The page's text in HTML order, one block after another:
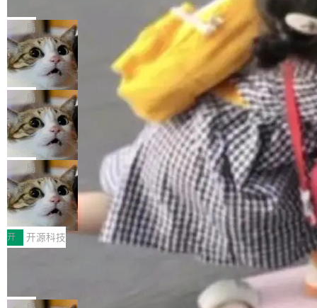
式”为主题，直面AI从实验室走向规模化产业落地
的核心质量命题。会上，《2026智能研发生产力
工具选型手册》发布，Testin云测的Testin XAge
nt智能测试系统入选AI测试领域代表产品。对CI
O而言，这提示了一个转变：AI测试正在从效率
工具升级为企业的质量基础设施。 CIO面对的新
现实 过去两年，CIO们的焦虑清单上多了两项：
一是如何让大模型和智能体应用安全地从PoC走
向生产，二是如何让测试团队跟得上AI应用...
有一种东西，一旦用过就回不去了。Alex Fedos
eev 管它叫"软件设计的基石"。 他说的东西不新
鲜——代数数据类型（ADT），尤其是和类型
（sum type）。但他说清楚了一件事：这不是类
型系统的学术体操，是日常编码的思维方式。 文
章从一个简单的例子切入。一个网站的深色主题
设置，如果用布尔值 + 可空字段来表示——bool
ean 表示是否可切换，nullable 的默认模式、浅
色方案、深色方案——会产生大量无意义的组
合。方案缺了、配置冲突了、全 null 了。要知道
哪些组合有效，作者说，你得靠"文档、校验、或
者部落知识"。 换个写法。Rust 的 enum，两个
变体：Switchable...
局
Cloudflare 开源内部企业 AI 平台 Clou
dflare OS
Cloudflare 发布了一个开源项目 Cloudflare O
S。如果你只看官方博客，你会觉得这是又一
个"AI 知识库 + 聊天机器人"——每个大厂都在
做，没什么新鲜的。 但 Kenton Varda 在 Twitte
r 上把事情说清楚了： 今天我们发布了 Cloudfla
re OS，一个带连接器的聊天机器人，跟其他所
有科技公司做的一样。只不过，实际上它不一
样。这是 Sandstorm.io 的重制版，我十年前的
那个创业公司。不同的是，这次它构建在 Cloudf
lare Workers 上——我花了九年时间搭建的平台
——并且深度集成了 AI。这基本上是我十年秘密
局
Deno 团队开源 Celld，可自托管的分
布式 Durable Objects
Ryan Dahl 领导的 Deno 团队推出了最新开源项
目 Celld，一个能在自己机器上运行 Cloudflare
Workers 和 Durable Objects 的守护进程。 设
计思路很直接：每个对象是一个独立的 SQLite
数据库，按名称寻址，复制到你自己的 S3 兼容
存储库里。节点之间只通过这个存储库协调——
没有控制平面，没有共识协议。每个对象自带一
个小型数据库，应用天然按分片构建，单个数据
库的竞争和爆炸半径问题在设计层面就被消除
了。 闲置的 cell 会休眠到几乎不占资源。当 cel
局
鲁大师7月新机性能/流畅/AI榜：vivo夺
性能、流畅双第一，三星Galaxy Z系列
新折叠缺席
2026年7月的手机市场，由于存储等硬件成本暴
增，手机厂商的日子也不好过啊，新机速度明显
放缓，因此硝烟味淡了许多。新机参数规格除开
Fold8 / Z Flip8）外，其余要么是中低端机器，
例如iQOO Z11i、REDMI Note 17、REDMI No
开 开源科技
Zed 编辑器团队发布了新项目——DeltaDB，一
个在 git commit 之间记录每一次编辑操作的版